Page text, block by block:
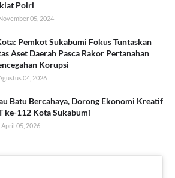
Polri
05, 2024
Pemkot Sukabumi Fokus Tuntaskan
Aset Daerah Pasca Rakor Pertanahan
Korupsi
04, 2026
Batu Bercahaya, Dorong Ekonomi Kreatif
ke-112 Kota Sukabumi
05, 2026